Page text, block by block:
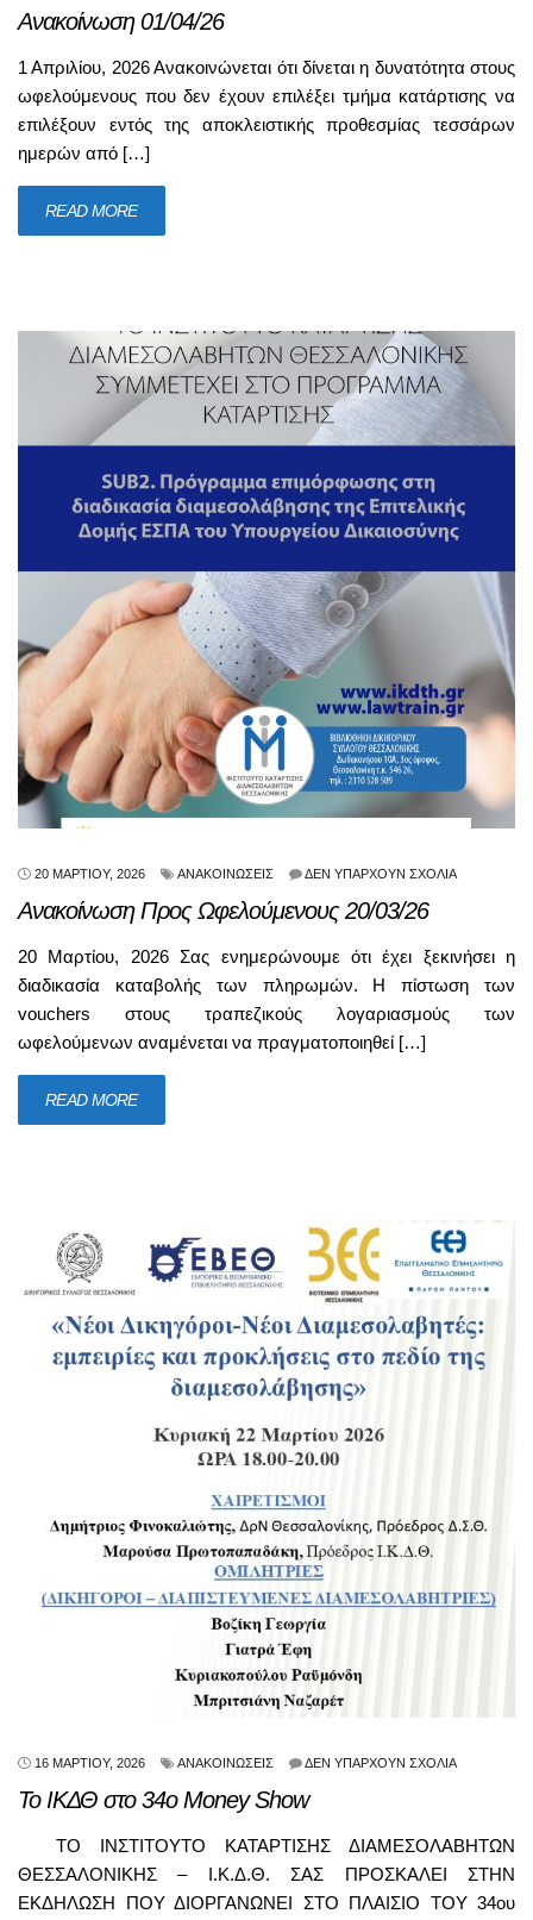
Ανακοίνωση 01/04/26
1 Απριλίου, 2026 Ανακοινώνεται ότι δίνεται η δυνατότητα στους
ωφελούμενους που δεν έχουν επιλέξει τμήμα κατάρτισης να
επιλέξουν εντός της αποκλειστικής προθεσμίας τεσσάρων
ημερών από […]
READ MORE
20 ΜΑΡΤΊΟΥ, 2026 ΑΝΑΚΟΙΝΏΣΕΙΣ ΔΕΝ ΥΠΆΡΧΟΥΝ ΣΧΌΛΙΑ
Ανακοίνωση Προς Ωφελούμενους 20/03/26
20 Μαρτίου, 2026 Σας ενημερώνουμε ότι έχει ξεκινήσει η
διαδικασία καταβολής των πληρωμών. Η πίστωση των
vouchers στους τραπεζικούς λογαριασμούς των
ωφελούμενων αναμένεται να πραγματοποιηθεί […]
READ MORE
16 ΜΑΡΤΊΟΥ, 2026 ΑΝΑΚΟΙΝΏΣΕΙΣ ΔΕΝ ΥΠΆΡΧΟΥΝ ΣΧΌΛΙΑ
Το ΙΚΔΘ στο 34ο Money Show
ΤΟ ΙΝΣΤΙΤΟΥΤΟ ΚΑΤΑΡΤΙΣΗΣ ΔΙΑΜΕΣΟΛΑΒΗΤΩΝ
ΘΕΣΣΑΛΟΝΙΚΗΣ – Ι.Κ.Δ.Θ. ΣΑΣ ΠΡΟΣΚΑΛΕΙ ΣΤΗΝ
ΕΚΔΗΛΩΣΗ ΠΟΥ ΔΙΟΡΓΑΝΩΝΕΙ ΣΤΟ ΠΛΑΙΣΙΟ ΤΟΥ 34ου